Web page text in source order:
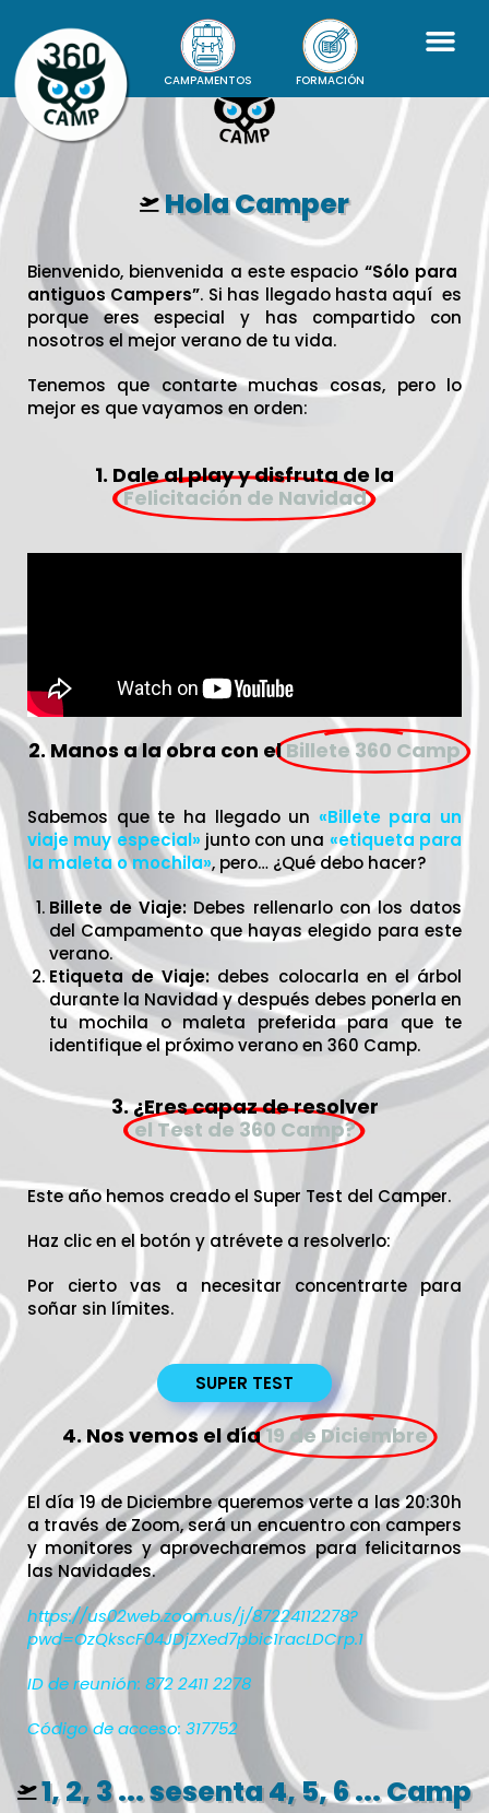
CAMPAMENTOS FORMACIÓN
Hola Camper
Bienvenido, bienvenida a este espacio “Sólo para
antiguos Campers”. Si has llegado hasta aquí es
porque eres especial y has compartido con
nosotros el mejor verano de tu vida.
Tenemos que contarte muchas cosas, pero lo
mejor es que vayamos en orden:
1. Dale al play y disfruta de la
Felicitación de Navidad
2. Manos a la obra con elBillete 360 Camp
Sabemos que te ha llegado un «Billete para un
viaje muy especial» junto con una «etiqueta para
la maleta o mochila», pero… ¿Qué debo hacer?
Billete de Viaje: Debes rellenarlo con los datos
del Campamento que hayas elegido para este
verano.
Etiqueta de Viaje: debes colocarla en el árbol
durante la Navidad y después debes ponerla en
tu mochila o maleta preferida para que te
identifique el próximo verano en 360 Camp.
3. ¿Eres capaz de resolver
el Test de 360 Camp?
Este año hemos creado el Super Test del Camper.
Haz clic en el botón y atrévete a resolverlo:
Por cierto vas a necesitar concentrarte para
soñar sin límites.
SUPER TEST
4. Nos vemos el día19 de Diciembre
El día 19 de Diciembre queremos verte a las 20:30h
a través de Zoom, será un encuentro con campers
y monitores y aprovecharemos para felicitarnos
las Navidades.
https://us02web.zoom.us/j/87224112278?
pwd=OzQkscF04JDjZXed7pbic1racLDCrp.1
ID de reunión: 872 2411 2278
Código de acceso: 317752
1, 2, 3 ... sesenta 4, 5, 6 ... Camp